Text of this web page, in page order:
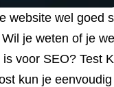
website wel goed
je weten of je
voor SEO? Test
kun je